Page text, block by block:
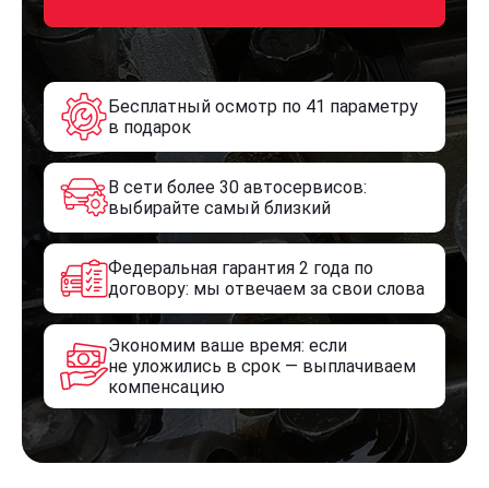
Бесплатный осмотр по 41 параметру
в подарок
В сети более 30 автосервисов:
выбирайте самый близкий
Федеральная гарантия 2 года по
договору: мы отвечаем за свои слова
Экономим ваше время: если
не уложились в срок — выплачиваем
компенсацию